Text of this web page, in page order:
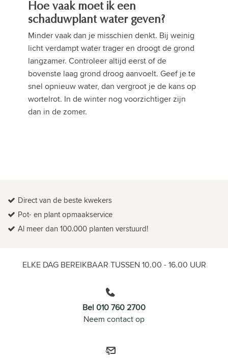
Hoe vaak moet ik een
schaduwplant water geven?
Minder vaak dan je misschien denkt. Bij weinig
licht verdampt water trager en droogt de grond
langzamer. Controleer altijd eerst of de
bovenste laag grond droog aanvoelt. Geef je te
snel opnieuw water, dan vergroot je de kans op
wortelrot. In de winter nog voorzichtiger zijn
dan in de zomer.
Direct van de beste kwekers
Pot- en plant opmaakservice
Al meer dan 100.000 planten verstuurd!
ELKE DAG BEREIKBAAR TUSSEN 10.00 - 16.00 UUR
Bel 010 760 2700
Neem contact op